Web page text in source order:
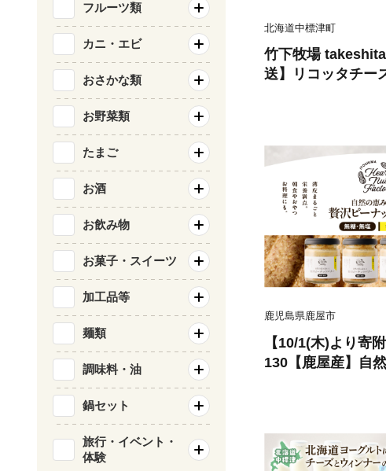
北海道中標津町
竹下牧場
送】リコッタチー
鹿児島県鹿屋市
【10/1(木)より寄
130【鹿屋産】自
沢ピーナッツバ
計360g（90g×4
フルーツ類
カニ・エビ
おさかな類
お野菜類
たまご
お酒
お飲み物
お菓子・スイーツ
加工品等
麺類
調味料・油
鍋セット
旅行・イベント・
体験